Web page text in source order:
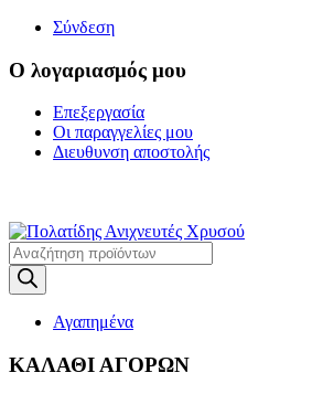
Σύνδεση
Ο λογαριασμός μου
Επεξεργασία
Οι παραγγελίες μου
Διευθυνση αποστολής
Products
search
Αγαπημένα
ΚΑΛΑΘΙ ΑΓΟΡΩΝ